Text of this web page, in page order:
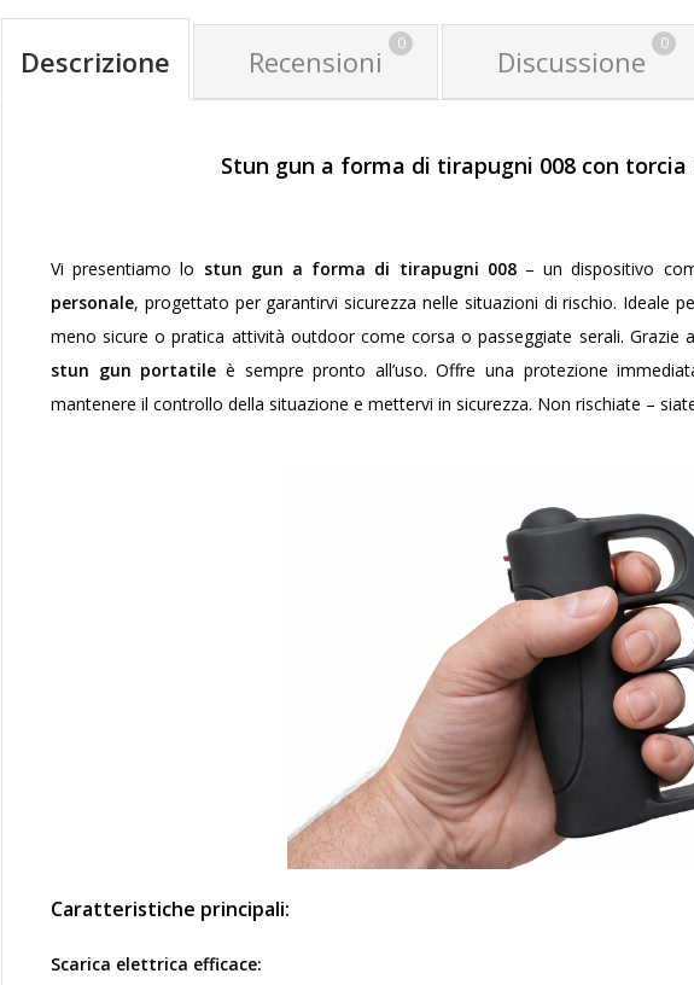
Descrizione Recensioni
0
Discussione
0
Stun gun a forma di tirapugni 008 con
Vi presentiamo lo stun gun a forma di tirapugni 008– un dispositivo
personale, progettato per garantirvi sicurezza nelle situazioni di rischio. Ideale
meno sicure o pratica attività outdoor come corsa o passeggiate serali.
stun gun portatile è sempre pronto all’uso. Offre una protezione
mantenere il controllo della situazione e mettervi in sicurezza. Non rischiate –
Caratteristiche principali:
Scarica elettrica efficace: